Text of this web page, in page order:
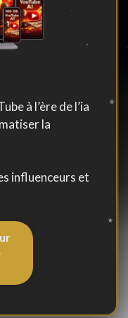
à l’ère de l’ia
la
influenceurs et